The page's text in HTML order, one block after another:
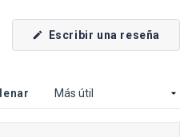
Escribir una reseña